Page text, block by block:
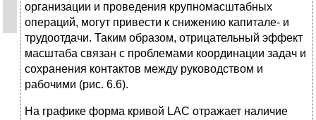
организации и проведения крупномасштабных
операций, могут привести к снижению капитале- и
трудоотдачи. Таким образом, отрицательный эффект
масштаба связан с проблемами координации задач и
сохранения контактов между руководством и
рабочими (рис. 6.6).
На графике форма кривой LAC отражает наличие